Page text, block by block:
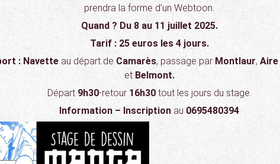
prendra la forme d’un Webtoon.
Quand ? Du 8 au 11 juillet 2025.
Tarif : 25 euros les 4 jours.
: Navetteau départ de Camarès, passage par Montlaur, Aire
et Belmont.
Départ 9h30-retour 16h30tout les jours du stage.
Information – Inscription au 0695480394